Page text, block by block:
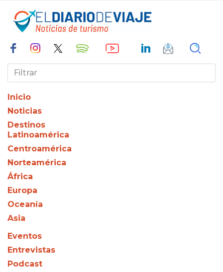
Inicio
Noticias
Destinos
Latinoamérica
Centroamérica
Norteamérica
África
Europa
Oceanía
Asia
Eventos
Entrevistas
Podcast